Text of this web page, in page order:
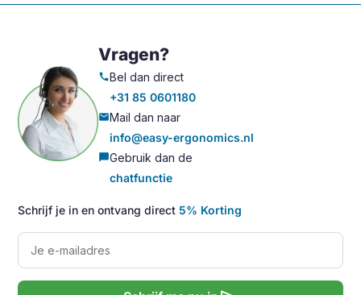
Vragen?
callBel dan direct
+31 85 0601180
mailMail dan naar
info@easy-ergonomics.nl
chat_bubbleGebruik dan de
chatfunctie
Schrijf je in en ontvang direct5% Korting